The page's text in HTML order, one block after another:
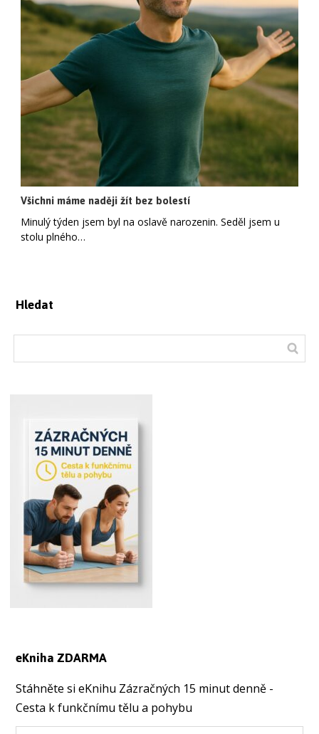
Všichni máme naději žít bez bolestí
Minulý týden jsem byl na oslavě narozenin. Seděl jsem u
stolu plného…
Hledat
eKniha ZDARMA
Stáhněte si eKnihu Zázračných 15 minut denně -
Cesta k funkčnímu tělu a pohybu